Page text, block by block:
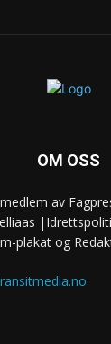
OM OSS
av
plakat og